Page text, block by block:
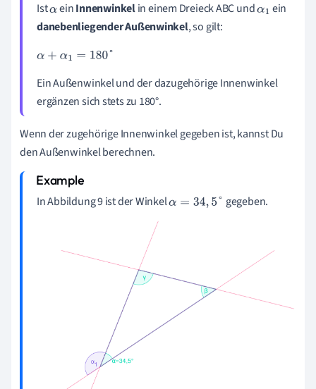
Istα einInnenwinkelin einem Dreieck ABC undα1 ein
danebenliegender Außenwinkel, so gilt:
α+α1=180°
Ein Außenwinkel und der dazugehörige Innenwinkel
ergänzen sich stets zu 180°.
Wenn der zugehörige Innenwinkel gegeben ist, kannst Du
den Außenwinkel berechnen.
In Abbildung 9 ist der Winkelα= 34 ,5° gegeben.